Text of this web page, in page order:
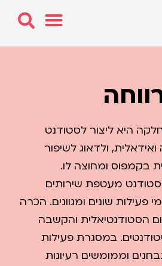
היא ליצור לסטודנט
ולדאוג לשיפור
בקמפוס ומחוצה לו.
מעטפת שירותים
פעילות שונים ומגוונים. הכרה
הסטודנטיאלית והקשבה
במסגרת פעילות
וממומשים רעיונות